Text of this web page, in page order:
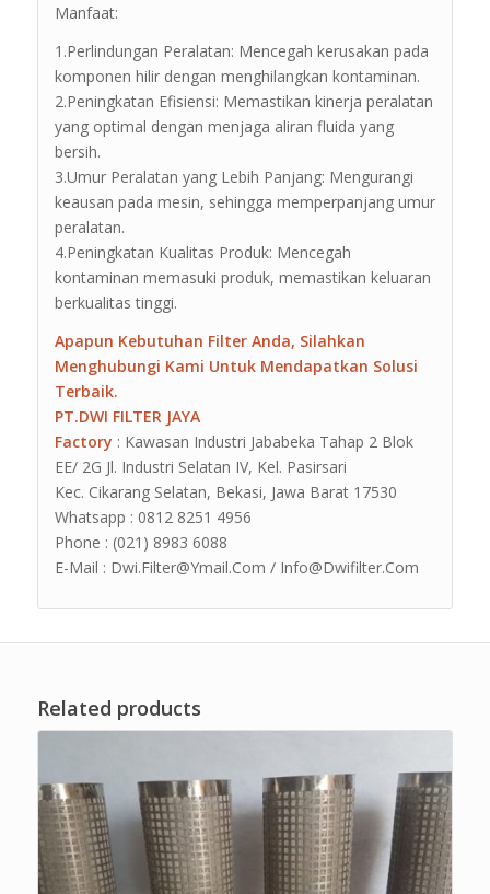
Manfaat:
1.Perlindungan Peralatan: Mencegah kerusakan pada
komponen hilir dengan menghilangkan kontaminan.
2.Peningkatan Efisiensi: Memastikan kinerja peralatan
yang optimal dengan menjaga aliran fluida yang
bersih.
3.Umur Peralatan yang Lebih Panjang: Mengurangi
keausan pada mesin, sehingga memperpanjang umur
peralatan.
4.Peningkatan Kualitas Produk: Mencegah
kontaminan memasuki produk, memastikan keluaran
berkualitas tinggi.
Apapun Kebutuhan Filter Anda, Silahkan
Menghubungi Kami Untuk Mendapatkan Solusi
Terbaik.
PT.DWI FILTER JAYA
Factory : Kawasan Industri Jababeka Tahap 2 Blok
EE/ 2G Jl. Industri Selatan IV, Kel. Pasirsari
Kec. Cikarang Selatan, Bekasi, Jawa Barat 17530
Whatsapp : 0812 8251 4956
Phone : (021) 8983 6088
E-Mail : Dwi.Filter@Ymail.Com / Info@Dwifilter.Com
Related products